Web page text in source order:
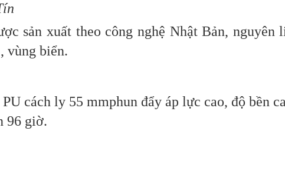
sản xuất theo công nghệ Nhật Bản, nguyên
vùng biển.
cách ly 55 mmphun đẩy áp lực cao, độ bền
96 giờ.